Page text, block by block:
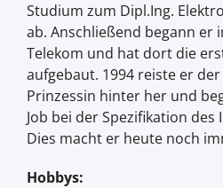
Studium zum Dipl.Ing.
ab. Anschließend begann er
Telekom und hat dort die
aufgebaut. 1994 reiste er
Prinzessin hinter her und
Job bei der Spezifikation des
Dies macht er heute noch
Hobbys: